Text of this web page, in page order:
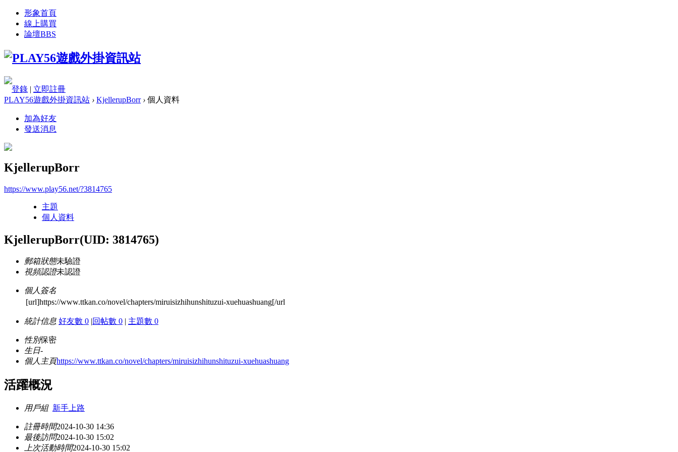
形象首頁
線上購買
論壇BBS
登錄 | 立即註冊
PLAY56遊戲外掛資訊站 › KjellerupBorr › 個人資料
加為好友
發送消息
KjellerupBorr
https://www.play56.net/?3814765
主題
個人資料
KjellerupBorr(UID: 3814765)
郵箱狀態未驗證
視頻認證未認證
個人簽名
[url]https://www.ttkan.co/novel/chapters/miruisizhihunshituzui-xuehuashuang[/url
統計信息 好友數 0 |回帖數 0 | 主題數 0
性別保密
生日-
個人主頁https://www.ttkan.co/novel/chapters/miruisizhihunshituzui-xuehuashuang
活躍概況
用戶組 新手上路
註冊時間2024-10-30 14:36
最後訪問2024-10-30 15:02
上次活動時間2024-10-30 15:02